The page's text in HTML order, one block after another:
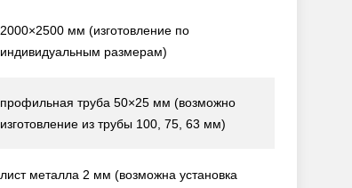
2000×2500 мм (изготовление по
индивидуальным размерам)
профильная труба 50×25 мм (возможно
изготовление из трубы 100, 75, 63 мм)
лист металла 2 мм (возможна установка